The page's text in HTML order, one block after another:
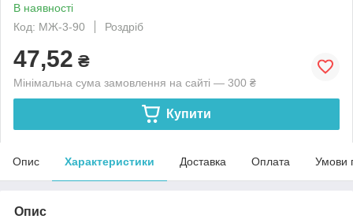
В наявності
Код: МЖ-3-90
Роздріб
47,52 ₴
Мінімальна сума замовлення на сайті — 300 ₴
Купити
Опис Характеристики Доставка Оплата Умови
Опис